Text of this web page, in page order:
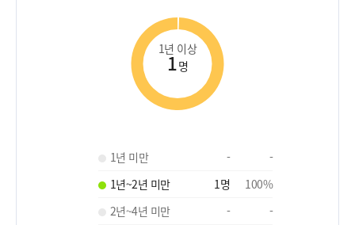
1년 이상
1명
1년 미만 -
-
1년~2년 미만
1명 100%
2년~4년 미만
-
-